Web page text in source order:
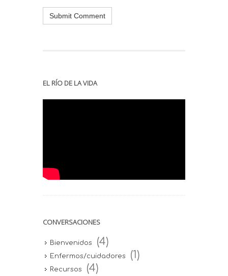
EL RÍO DE LA VIDA
CONVERSACIONES
Bienvenidos (4)
Enfermos/cuidadores (1)
Recursos (4)